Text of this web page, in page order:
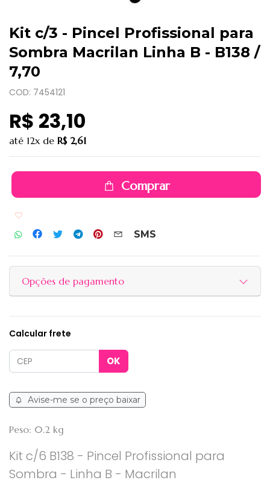
Kit c/3 - Pincel Profissional para
Sombra Macrilan Linha B - B138 /
7,70
COD: 7454121
R$ 23,10
até 12x de R$ 2,61
Comprar
SMS
Opções de pagamento
Calcular frete
Avise-me se o preço baixar
Peso: 0.2 kg
Kit c/6 B138 - Pincel Profissional para
Sombra - Linha B - Macrilan